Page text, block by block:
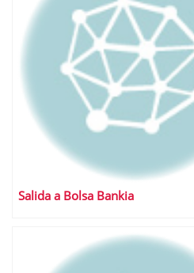
Salida a Bolsa Bankia